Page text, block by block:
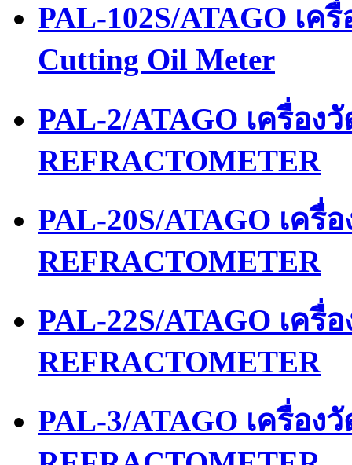
PAL-102S/ATAGO เ
Cutting Oil Meter
PAL-2/ATAGO เครื่อง
REFRACTOMETER
PAL-20S/ATAGO เครื่
REFRACTOMETER
PAL-22S/ATAGO เครื่
REFRACTOMETER
PAL-3/ATAGO เครื่อ